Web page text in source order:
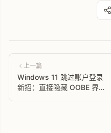
上一篇
Windows 11 跳过账户登录
新招：直接隐藏 OOBE 界